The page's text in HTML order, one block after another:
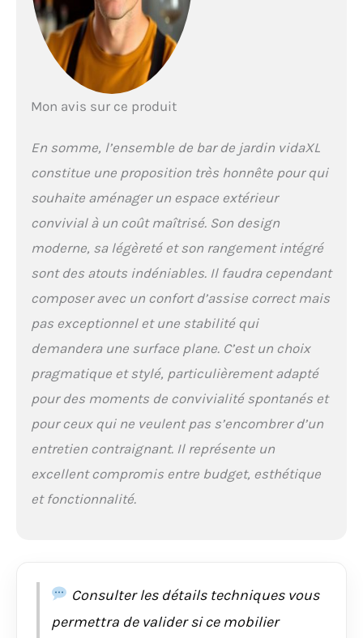
Mon avis sur ce produit
En somme, l’ensemble de bar de jardin vidaXL
constitue une proposition très honnête pour qui
souhaite aménager un espace extérieur
convivial à un coût maîtrisé. Son design
moderne, sa légèreté et son rangement intégré
sont des atouts indéniables. Il faudra cependant
composer avec un confort d’assise correct mais
pas exceptionnel et une stabilité qui
demandera une surface plane. C’est un choix
pragmatique et stylé, particulièrement adapté
pour des moments de convivialité spontanés et
pour ceux qui ne veulent pas s’encombrer d’un
entretien contraignant. Il représente un
excellent compromis entre budget, esthétique
et fonctionnalité.
Consulter les détails techniques vous
permettra de valider si ce mobilier